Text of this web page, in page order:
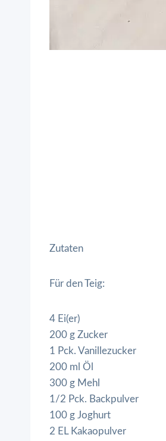
Zutaten
Für den Teig:
4 Ei(er)
200 g Zucker
1 Pck. Vanillezucker
200 ml Öl
300 g Mehl
1/2 Pck. Backpulver
100 g Joghurt
2 EL Kakaopulver